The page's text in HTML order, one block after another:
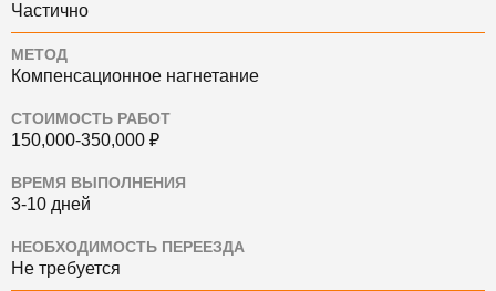
Частично
МЕТОД
Компенсационное нагнетание
СТОИМОСТЬ РАБОТ
150,000-350,000 ₽
ВРЕМЯ ВЫПОЛНЕНИЯ
3-10 дней
НЕОБХОДИМОСТЬ ПЕРЕЕЗДА
Не требуется